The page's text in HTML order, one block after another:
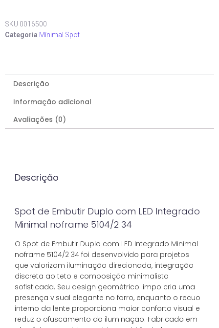
SKU 0016500
Categoria Mínimal Spot
Descrição
Informação adicional
Avaliações (0)
Descrição
Spot de Embutir Duplo com LED Integrado
Minimal noframe 5104/2 34
O Spot de Embutir Duplo com LED Integrado Minimal
noframe 5104/2 34 foi desenvolvido para projetos
que valorizam iluminação direcionada, integração
discreta ao teto e composição minimalista
sofisticada. Seu design geométrico limpo cria uma
presença visual elegante no forro, enquanto o recuo
interno da lente proporciona maior conforto visual e
reduz o ofuscamento da iluminação. Fabricado em